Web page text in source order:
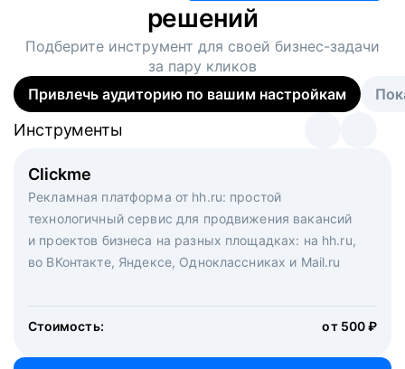
решений
Подберите инструмент для своей бизнес-задачи
за пару кликов
Привлечь аудиторию по вашим настройкам
Clickme
Рекламная платформа от hh.ru: простой
технологичный сервис для продвижения вакансий
и проектов бизнеса на разных площадках: на hh.ru,
во ВКонтакте, Яндексе, Одноклассниках и Mail.ru
Стоимость: от 500 ₽
Инструменты
Вакансия дня
Рекламный формат для вакансий на главной странице
hh.ru. Увеличивает количество откликов
Инструменты
Массовый подбор под ключ. Решите, сколько
кандидатов и когда вам нужно, и за дело возьмутся
маркетологи, рекрутеры и проектные менеджеры
hh.ru с целым набором digital-инструментов
Инструменты